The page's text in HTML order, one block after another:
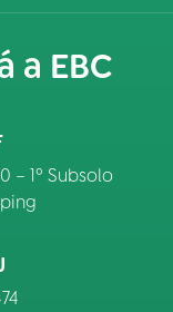
a EBC
– 1º Subsolo